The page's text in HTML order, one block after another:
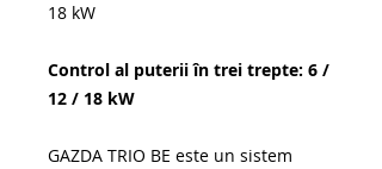
18 kW
Control al puterii în trei trepte: 6 /
12 / 18 kW
GAZDA TRIO BE este un sistem